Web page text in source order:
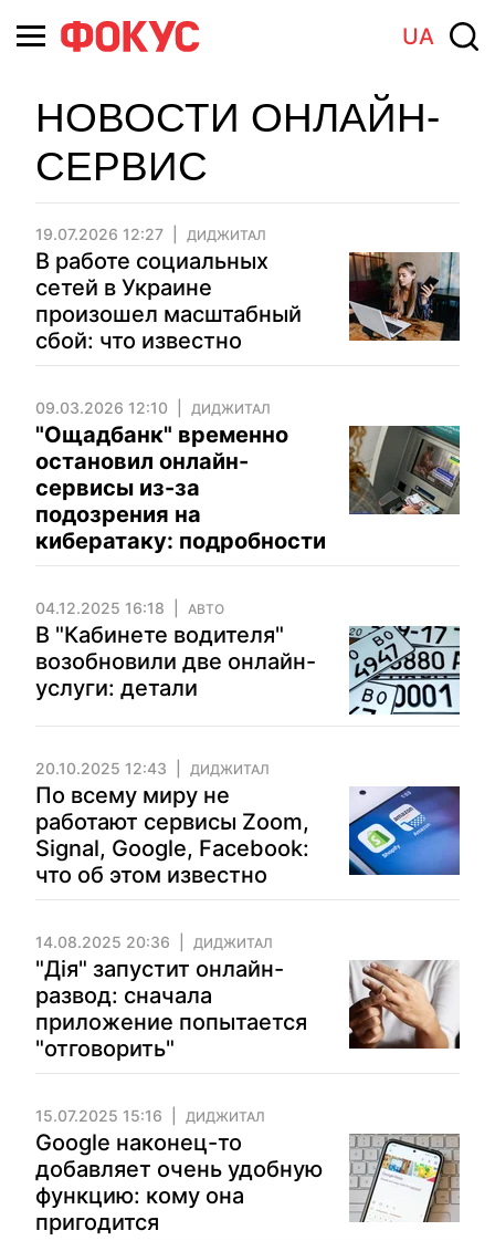
UA
НОВОСТИ ОНЛАЙН-
СЕРВИС
19.07.2026 12:27 ДИДЖИТАЛ
В работе социальных
сетей в Украине
произошел масштабный
сбой: что известно
09.03.2026 12:10 ДИДЖИТАЛ
"Ощадбанк" временно
остановил онлайн-
сервисы из-за
подозрения на
кибератаку: подробности
04.12.2025 16:18 АВТО
В "Кабинете водителя"
возобновили две онлайн-
услуги: детали
20.10.2025 12:43 ДИДЖИТАЛ
По всему миру не
работают сервисы Zoom,
Signal, Google, Facebook:
что об этом известно
14.08.2025 20:36 ДИДЖИТАЛ
"Дія" запустит онлайн-
развод: сначала
приложение попытается
"отговорить"
15.07.2025 15:16 ДИДЖИТАЛ
Google наконец-то
добавляет очень удобную
функцию: кому она
пригодится